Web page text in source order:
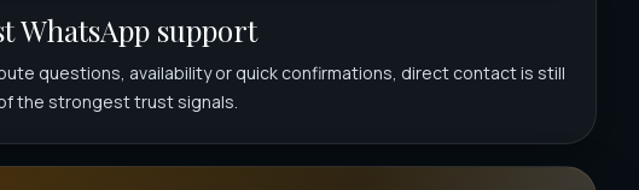
WhatsApp support
questions, availability or quick confirmations, direct contact is still
the strongest trust signals.